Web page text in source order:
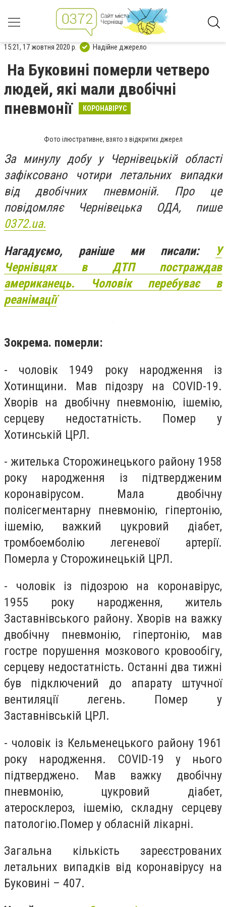
15:21, 17 жовтня 2020 р. Надійне джерело
На Буковині померли четверо
людей, які мали двобічні
пневмонії
КОРОНАВІРУС
Фото ілюстративне, взято з відкритих джерел
За минулу добу у Чернівецькій області
зафіксовано чотири летальних випадки
від двобічних пневмоній. Про це
повідомляє Чернівецька ОДА, пише
0372.ua.
Нагадуємо, раніше ми писали:
У
Чернівцях в ДТП постраждав
американець. Чоловік перебуває в
реанімації
Зокрема. померли:
- чоловік 1949 року народження із
Хотинщини. Мав підозру на COVID-19.
Хворів на двобічну пневмонію, ішемію,
серцеву недостатність. Помер у
Хотинській ЦРЛ.
- жителька Сторожинецького району 1958
року народження із підтвердженим
коронавірусом. Мала двобічну
полісегментарну пневмонію, гіпертонію,
ішемію, важкий цукровий діабет,
тромбоемболію легеневої артерії.
Померла у Сторожинецькій ЦРЛ.
- чоловік із підозрою на коронавірус,
1955 року народження, житель
Заставнівського району. Хворів на важку
двобічну пневмонію, гіпертонію, мав
гостре порушення мозкового кровообігу,
серцеву недостатність. Останні два тижні
був підключений до апарату штучної
вентиляції легень. Помер у
Заставнівській ЦРЛ.
- чоловік із Кельменецького району 1961
року народження. COVID-19 у нього
підтверджено. Мав важку двобічну
пневмонію, цукровий діабет,
атеросклероз, ішемію, складну серцеву
патологію.Помер у обласній лікарні.
Загальна кількість зареєстрованих
летальних випадків від коронавірусу на
Буковині – 407.